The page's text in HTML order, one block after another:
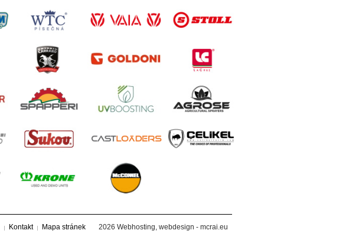
Kontakt Mapa stránek 2026 Webhosting, webdesign - mcrai.eu